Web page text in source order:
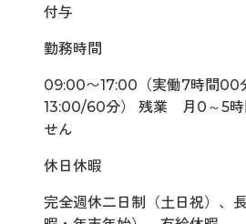
付与
勤務時間
09:00〜17:00（実働7時間00
13:00/60分） 残業 月0～5
せん
休日休暇
完全週休二日制（土日祝）、